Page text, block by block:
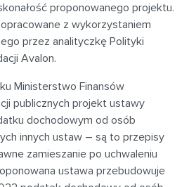
proponowanego projektu.
z wykorzystaniem
przez analityczkę Polityki
Avalon.
Ministerstwo Finansów
publicznych projekt ustawy
dochodowym od osób
innych ustaw – są to przepisy
zamieszanie po uchwaleniu
ustawa przebudowuje